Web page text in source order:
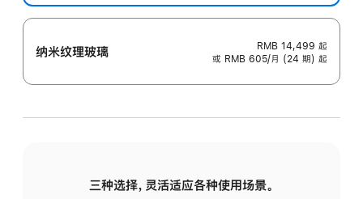
纳米纹理玻璃 RMB 14,499 起
或 RMB 605/月 (24 期) 起
三种选择，灵活适应各种使用场景。